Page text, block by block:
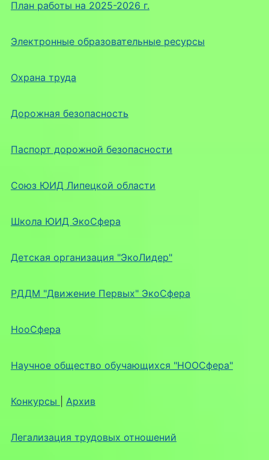
План работы на 2025-2026 г.
Электронные образовательные ресурсы
Охрана труда
Дорожная безопасность
Паспорт дорожной безопасности
Союз ЮИД Липецкой области
Школа ЮИД ЭкоСфера
Детская организация "ЭкоЛидер"
РДДМ "Движение Первых" ЭкоСфера
НооСфера
Научное общество обучающихся "НООСфера"
Конкурсы Архив
Легализация трудовых отношений